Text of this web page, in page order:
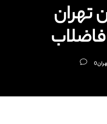
تهران
0